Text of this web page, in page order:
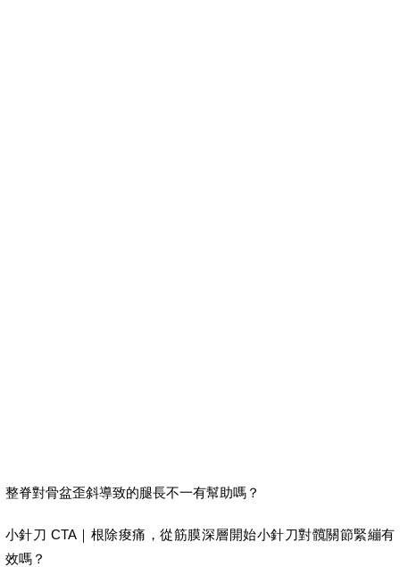
整脊對骨盆歪斜導致的腿長不一有幫助嗎？
小針刀 CTA｜根除痠痛，從筋膜深層開始小針刀對髖關節緊繃有
效嗎？